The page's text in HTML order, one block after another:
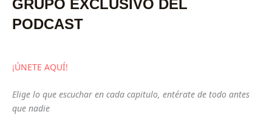
GRUPO EXCLUSIVO DEL
PODCAST
¡ÚNETE AQUÍ!
Elige lo que escuchar en cada capitulo, entérate de todo antes
que nadie